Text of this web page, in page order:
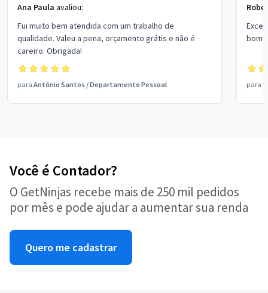
Ana Paula avaliou:
Fui muito bem atendida com um trabalho de
qualidade. Valeu a pena, orçamento grátis e não é
careiro. Obrigada!
para Antônio Santos /Departamento Pessoal
bom
para
Você é Contador?
O GetNinjas recebe mais de 250 mil pedidos
por mês e pode ajudar a aumentar sua renda
Quero me cadastrar